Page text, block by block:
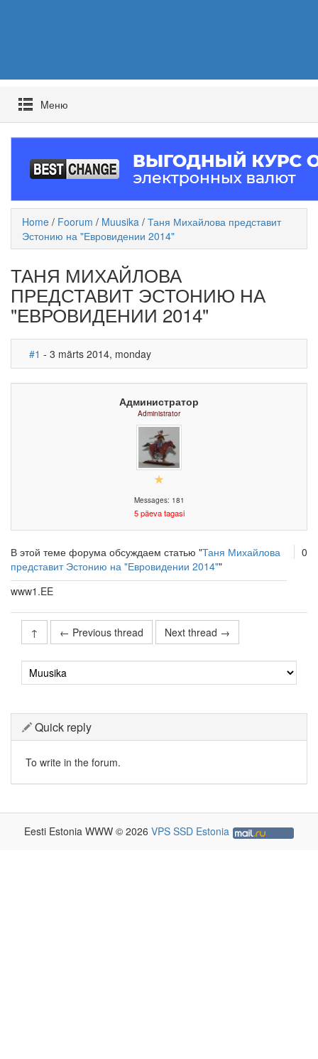
Mеню
Home / Foorum / Muusika / Таня Михайлова представит
Эстонию на "Евровидении 2014"
ТАНЯ МИХАЙЛОВА
ПРЕДСТАВИТ ЭСТОНИЮ НА
"ЕВРОВИДЕНИИ 2014"
#1 - 3 märts 2014, monday
Администратор
Administrator
Messages: 181
5 päeva tagasi
0
В этой теме форума обсуждаем статью "Таня Михайлова
представит Эстонию на "Евровидении 2014""
www1.EE
↑ ← Previous thread Next thread →
Quick reply
To write in the forum.
Eesti Estonia WWW © 2026 VPS SSD Estonia